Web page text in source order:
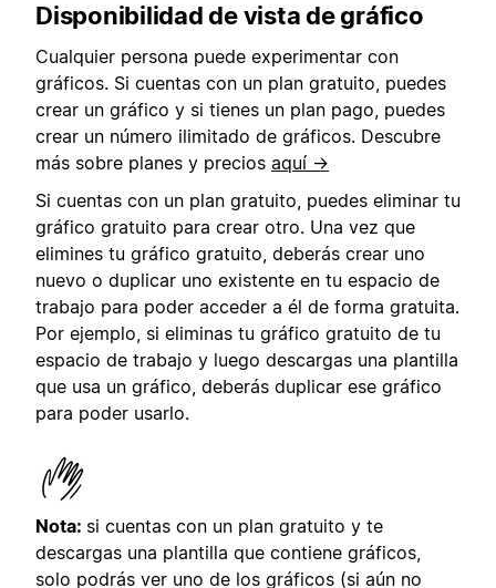
Disponibilidad de vista de gráfico
Cualquier persona puede experimentar con
gráficos. Si cuentas con un plan gratuito, puedes
crear un gráfico y si tienes un plan pago, puedes
crear un número ilimitado de gráficos. Descubre
más sobre planes y precios aquí →
Si cuentas con un plan gratuito, puedes eliminar tu
gráfico gratuito para crear otro. Una vez que
elimines tu gráfico gratuito, deberás crear uno
nuevo o duplicar uno existente en tu espacio de
trabajo para poder acceder a él de forma gratuita.
Por ejemplo, si eliminas tu gráfico gratuito de tu
espacio de trabajo y luego descargas una plantilla
que usa un gráfico, deberás duplicar ese gráfico
para poder usarlo.
Nota: si cuentas con un plan gratuito y te
descargas una plantilla que contiene gráficos,
solo podrás ver uno de los gráficos (si aún no